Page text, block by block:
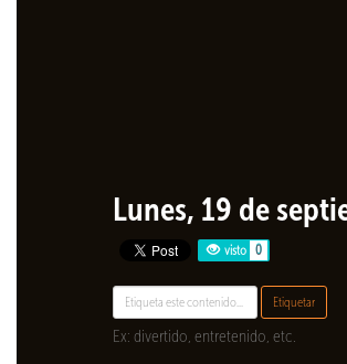
Lunes, 19 de
visto 0
Etiquetar
Ex: divertido, entretenido, etc.